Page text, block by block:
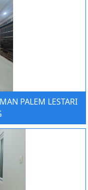
PALEM LESTARI